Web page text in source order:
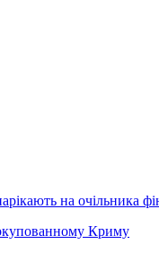
на очільника
Криму